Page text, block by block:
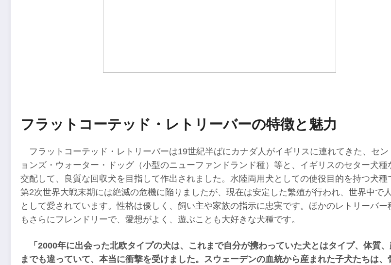
フラットコーテッド・レトリーバーの特徴と魅力
フラットコーテッド・レトリーバーは19世紀半ばにカナダ人がイギリスに連れてきた、セン
ョンズ・ウォーター・ドッグ（小型のニューファンドランド種）等と、イギリスのセター犬種
交配して、良質な回収犬を目指して作出されました。水陸両用犬としての使役目的を持つ犬種
第2次世界大戦末期には絶滅の危機に陥りましたが、現在は安定した繁殖が行われ、世界中で
として愛されています。性格は優しく、飼い主や家族の指示に忠実です。ほかのレトリーバー
もさらにフレンドリーで、愛想がよく、遊ぶことも大好きな犬種です。
「2000年に出会った北欧タイプの犬は、これまで自分が携わっていた犬とはタイプ、体質
までも違っていて、本当に衝撃を受けました。スウェーデンの血統から産まれた子犬たちは、